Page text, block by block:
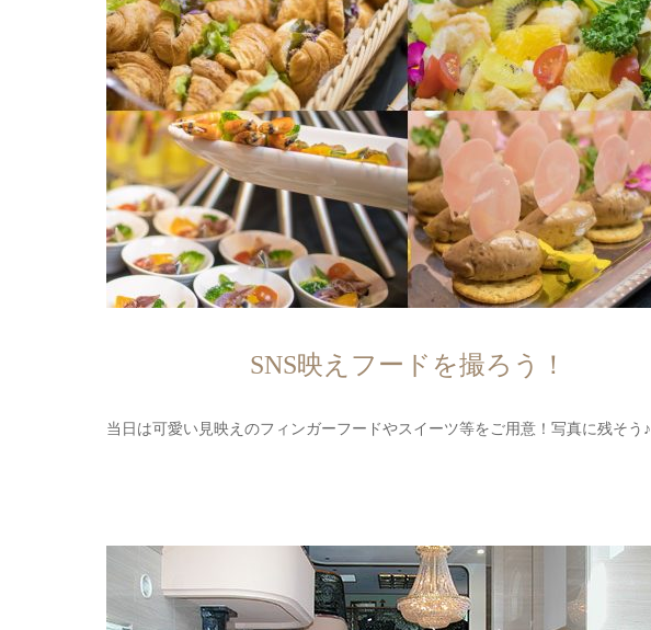
SNS映えフードを撮ろう！
当日は可愛い見映えのフィンガーフードやスイーツ等をご用意！写真に残そう♪